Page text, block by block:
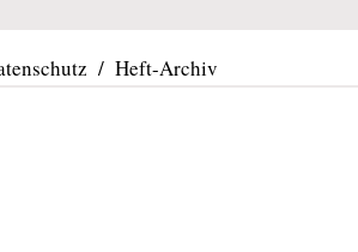
/ Heft-Archiv